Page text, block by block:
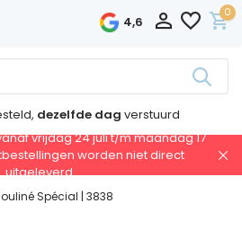
4,6
0
dezelfde dag verstuurd
vrijdag 24 juli t/m maandag 17
worden niet direct
uitgeleverd.
Spécial | 3838